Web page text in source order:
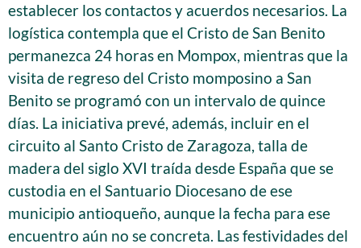
establecer los contactos y acuerdos necesarios. La
logística contempla que el Cristo de San Benito
permanezca 24 horas en Mompox, mientras que la
visita de regreso del Cristo momposino a San
Benito se programó con un intervalo de quince
días. La iniciativa prevé, además, incluir en el
circuito al Santo Cristo de Zaragoza, talla de
madera del siglo XVI traída desde España que se
custodia en el Santuario Diocesano de ese
municipio antioqueño, aunque la fecha para ese
encuentro aún no se concreta. Las festividades del